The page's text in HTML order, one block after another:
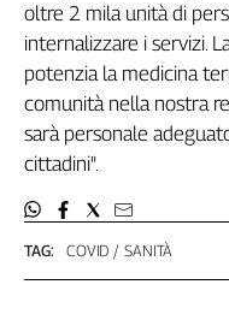
Inserti
Idea
Diffusa
InFlai
trasmissioni
tv
TAG: COVID SANITÀ
oltre 2 mila unità di
internalizzare i servizi.
potenzia la medicina
comunità nella nostra
sarà personale
cittadini".